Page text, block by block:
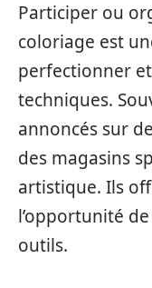
Participer ou
coloriage est
perfectionner
techniques.
annoncés sur
des magasins
artistique. Ils
l’opportunité
outils.